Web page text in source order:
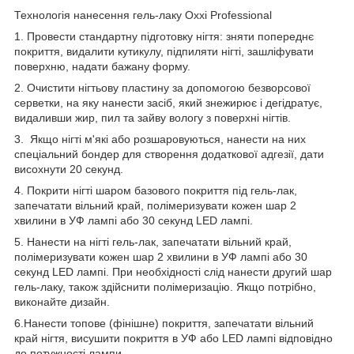
Технологія нанесення гель-лаку Oxxi Professional
1. Провести стандартну підготовку нігтя: зняти попереднє
покриття, видалити кутикулу, підпиляти нігті, зашліфувати
поверхню, надати бажану форму.
2. Очистити нігтьову пластину за допомогою безворсової
серветки, на яку нанести засіб, який знежирює і дегідратує,
видаливши жир, пил та зайву вологу з поверхні нігтів.
3. Якщо нігті м'які або розшаровуються, нанести на них
спеціальний бондер для створення додаткової адгезії, дати
висохнути 20 секунд.
4. Покрити нігті шаром базового покриття під гель-лак,
запечатати вільний край, полімеризувати кожен шар 2
хвилини в УФ лампі або 30 секунд LED лампі.
5. Нанести на нігті гель-лак, запечатати вільний край,
полімеризувати кожен шар 2 хвилини в УФ лампі або 30
секунд LED лампі. При необхідності слід нанести другий шар
гель-лаку, також здійснити полімеризацію. Якщо потрібно,
виконайте дизайн.
6.Нанести топове (фінішне) покриття, запечатати вільний
край нігтя, висушити покриття в УФ або LED лампі відповідно